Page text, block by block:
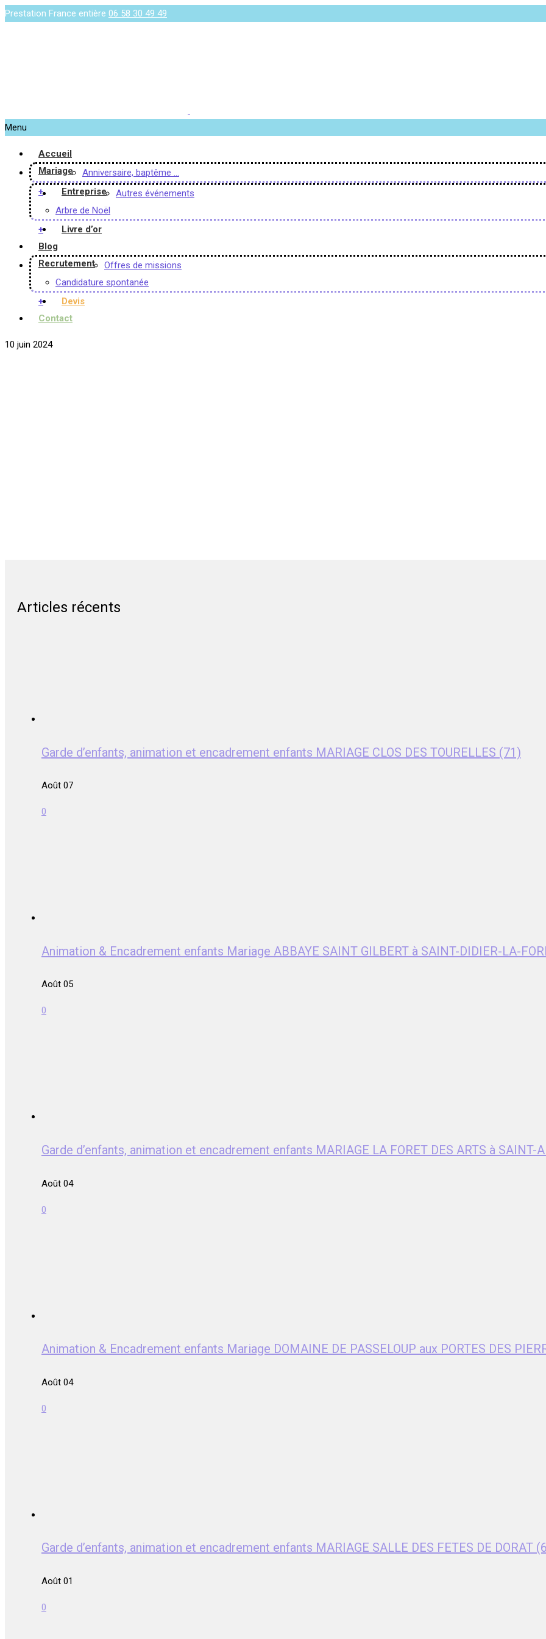
Prestation France entière 06 58 30 49 49
Menu
Accueil
Mariage
Anniversaire, baptême …
+
Entreprise
Autres événements
Arbre de Noël
+
Livre d’or
Blog
Recrutement
Offres de missions
Candidature spontanée
+
Devis
Contact
10 juin 2024
Articles récents
Garde d’enfants, animation et encadrement enfants MARIAGE CLOS DES TOURELLES (71)
Août 07
0
Animation & Encadrement enfants Mariage ABBAYE SAINT GILBERT à SAINT-DIDIER-LA-
Août 05
0
Garde d’enfants, animation et encadrement enfants MARIAGE LA FORET DES ARTS à SAINT-
Août 04
0
Animation & Encadrement enfants Mariage DOMAINE DE PASSELOUP aux PORTES DES
Août 04
0
Garde d’enfants, animation et encadrement enfants MARIAGE SALLE DES FETES DE DORAT
Août 01
0